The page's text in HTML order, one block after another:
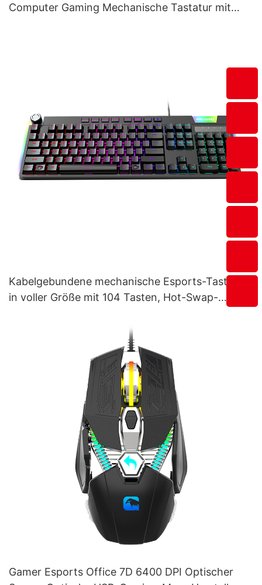
Computer Gaming Mechanische Tastatur mit
Kabelgebundene mechanische Esports-Tastatur
in voller Größe mit 104 Tasten, Hot-Swap-
Gamer Esports Office 7D 6400 DPI Optischer